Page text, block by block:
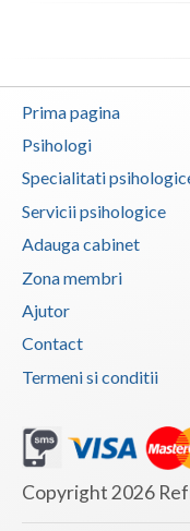
Prima pagina
Psihologi
Specialitati
Servicii psihologice
Adauga cabinet
Zona membri
Ajutor
Contact
Termeni si conditii
Copyright 2026